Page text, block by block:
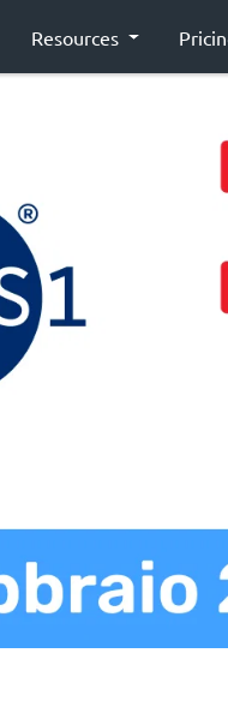
Resources